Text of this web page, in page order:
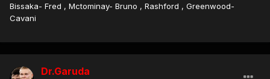
Bissaka- Fred , Mctominay- Bruno , Rashford , Greenwood-
Cavani
Dr.Garuda